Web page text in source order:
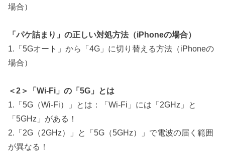
場合）
「パケ詰まり」の正しい対処方法（iPhoneの場合）
1.「5Gオート」から「4G」に切り替える方法（iPhoneの
場合）
＜2＞「Wi-Fi」の「5G」とは
1.「5G（Wi-Fi）」とは：「Wi-Fi」には「2GHz」と
「5GHz」がある！
2.「2G（2GHz）」と「5G（5GHz）」で電波の届く範囲
が異なる！